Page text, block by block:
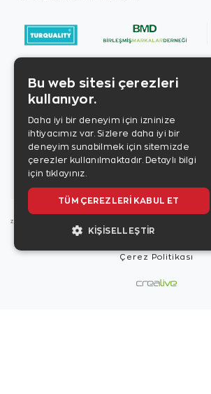
Copyright © 2026, Zen Diamond
Zen Diamond Birleşmiş Markalar
Turquality Destek Programı
Çerez Politikası
Bu web sitesi çerezleri
kullanıyor.
Daha iyi bir deneyim için izninize
ihtiyacımız var. Sizlere daha iyi bir
deneyim sunabilmek için sitemizde
çerezler kullanılmaktadır. Detaylı bilgi
için tıklayınız.
TÜM ÇEREZLERI KABUL ET
KIŞISELLEŞTIR